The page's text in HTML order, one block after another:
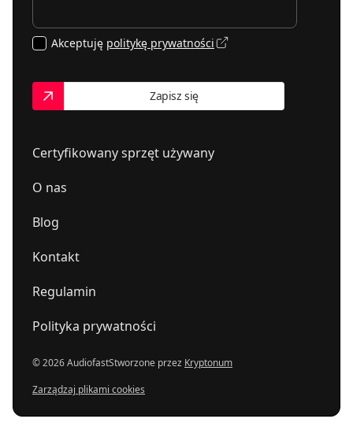
Certyfikowany sprzęt używany
O nas
Blog
Kontakt
Regulamin
Polityka prywatności
© 2026 AudiofastStworzone przez Kryptonum
Zarządzaj plikami cookies
Akceptuję politykę prywatności
Zapisz się